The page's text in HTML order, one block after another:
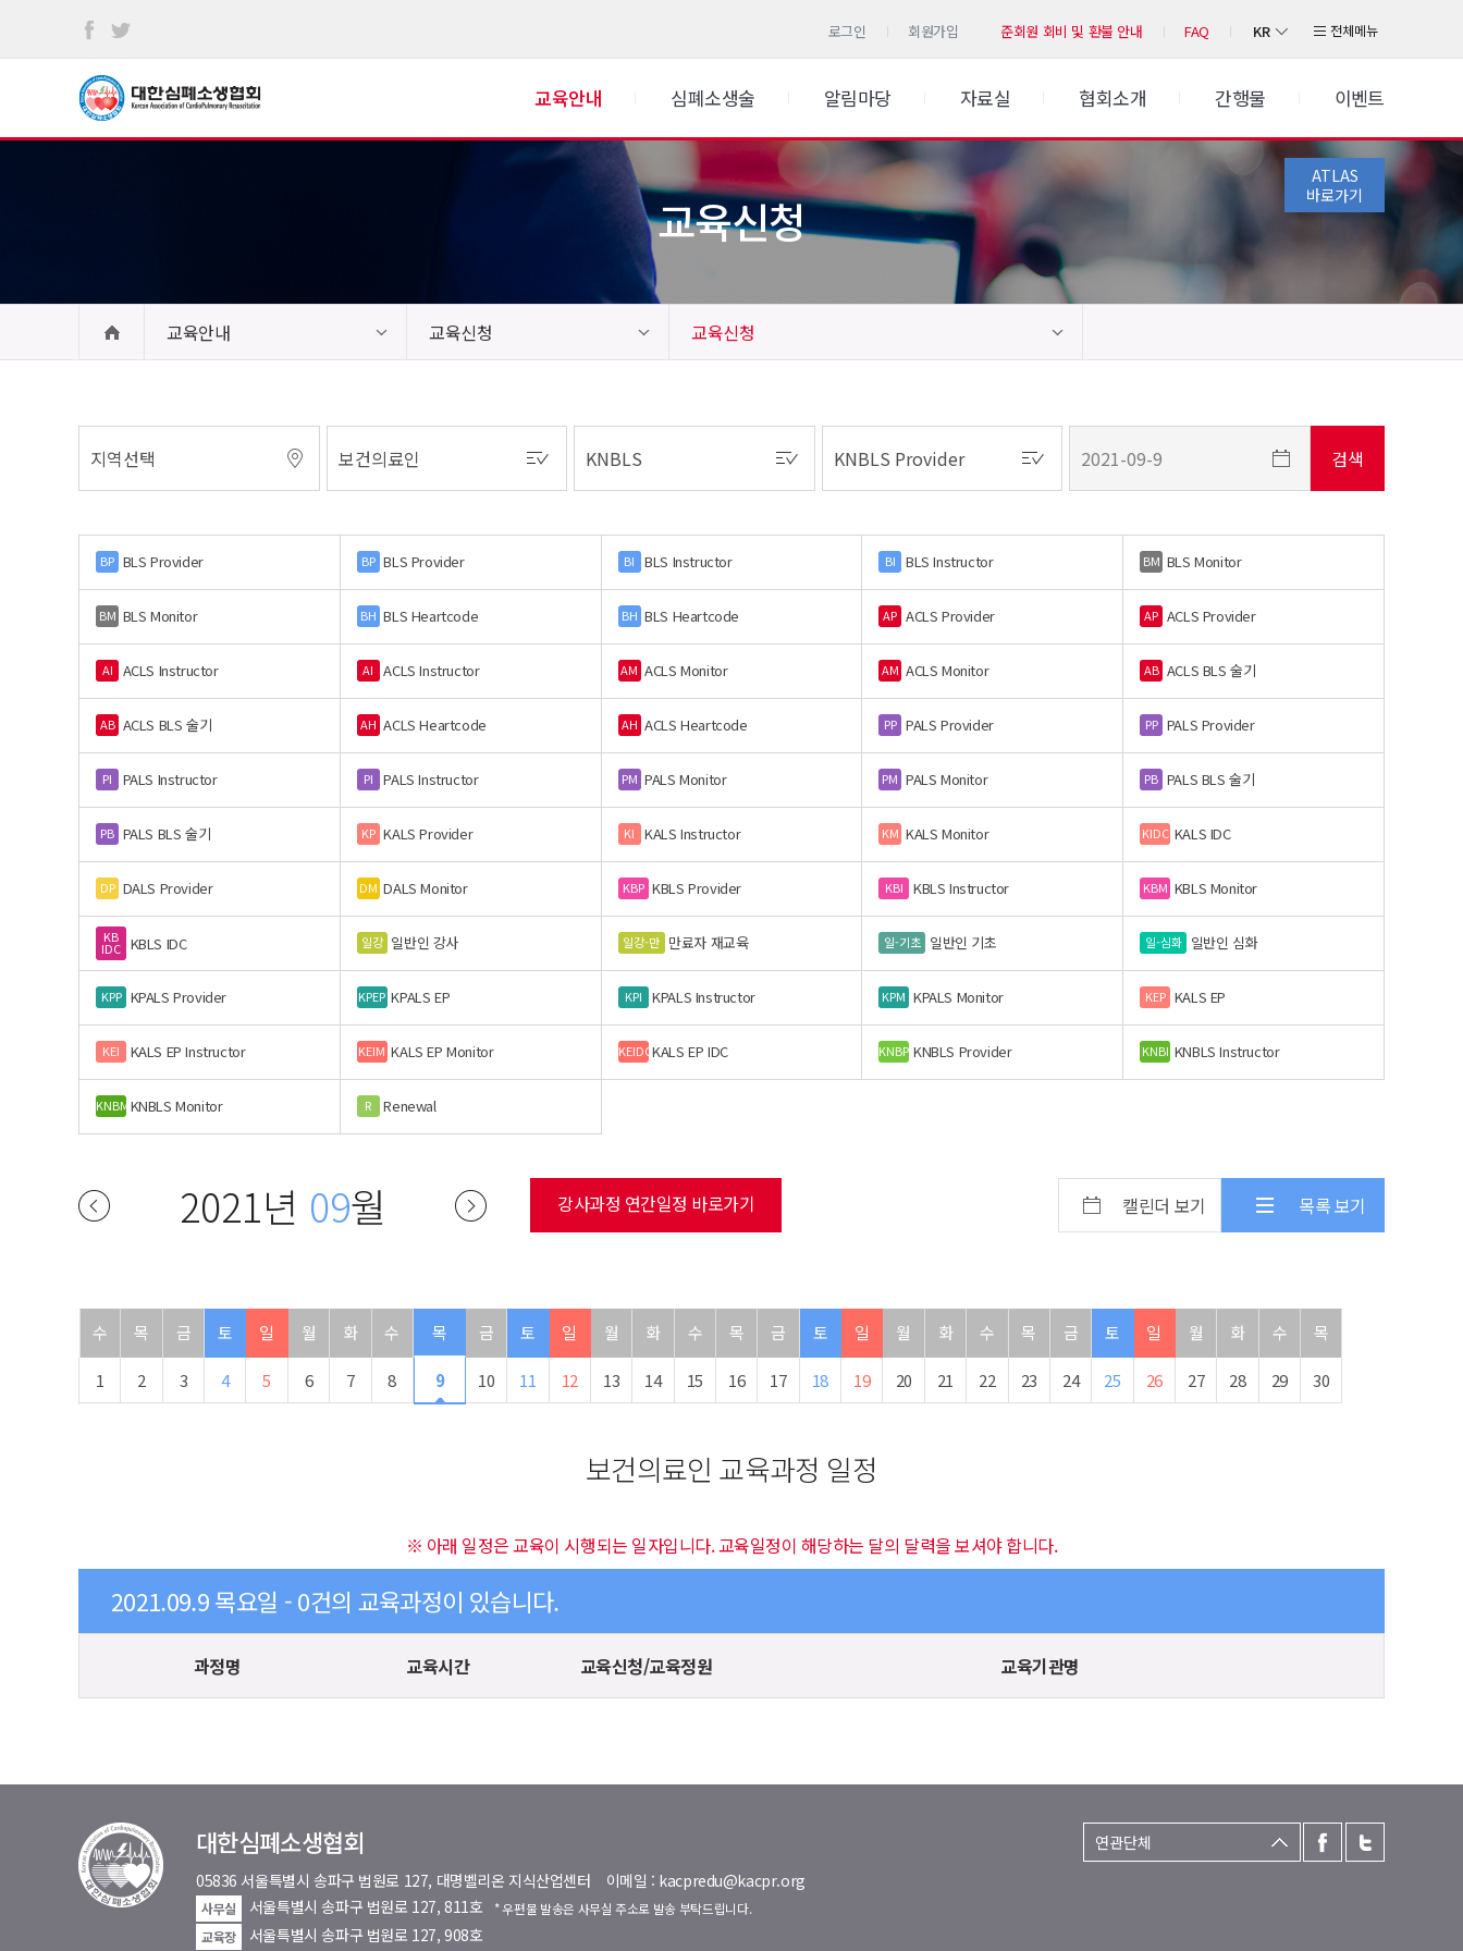
로그인 회원가입 준회원 회비 및 환불 안내 FAQ KR 전체메뉴
교육안내 심폐소생술 알림마당 자료실 협회소개 간행물 이벤트
ATLAS
바로가기
교육신청
교육안내 교육신청 교육신청
BP BLS Provider BP BLS Provider BI BLS Instructor BI BLS Instructor BM BLS Monitor
BM BLS Monitor BH BLS Heartcode BH BLS Heartcode AP ACLS Provider AP ACLS Provider
AI ACLS Instructor AI ACLS Instructor AM ACLS Monitor AM ACLS Monitor AB ACLS BLS 술기
AB ACLS BLS 술기 AH ACLS Heartcode AH ACLS Heartcode PP PALS Provider PP PALS Provider
PI PALS Instructor PI PALS Instructor PM PALS Monitor PM PALS Monitor PB PALS BLS 술기
PB PALS BLS 술기 KP KALS Provider KI KALS Instructor KM KALS Monitor KIDC KALS IDC
DP DALS Provider DM DALS Monitor KBP KBLS Provider KBI KBLS Instructor KBM KBLS Monitor
KB
IDC KBLS IDC 일강 일반인 강사 일강-만 만료자 재교육 일-기초 일반인 기초 일-심화 일반인 심화
KPP KPALS Provider KPEP KPALS EP KPI KPALS Instructor KPM KPALS Monitor KEP KALS EP
KEI KALS EP Instructor KEIM KALS EP Monitor KEIDCKALS EP IDC KNBP KNBLS Provider KNBI KNBLS Instructor
KNBM KNBLS Monitor R Renewal
2021년 09월 강사과정 연간일정 바로가기 캘린더 보기 목록 보기
수 목 금 토 일 월 화 수 목 금 토 일 월 화 수 목 금 토 일 월 화 수 목 금 토 일 월 화 수 목
1 2 3 4 5 6 7 8 9 10 11 12 13 14 15 16 17 18 19 20 21 22 23 24 25 26 27 28 29 30
보건의료인 교육과정 일정
※ 아래 일정은 교육이 시행되는 일자입니다. 교육일정이 해당하는 달의 달력을 보셔야 합니다.
2021.09.9 목요일 - 0건의 교육과정이 있습니다.
과정명 교육시간 교육신청/교육정원 교육기관명
대한심폐소생협회
05836 서울특별시 송파구 법원로 127, 대명벨리온 지식산업센터 이메일 : kacpredu@kacpr.org
사무실 서울특별시 송파구 법원로 127, 811호
* 우편물 발송은 사무실 주소로 발송 부탁드립니다.
교육장
서울특별시 송파구 법원로 127, 908호